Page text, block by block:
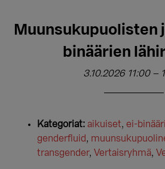
Muunsukupuolisten
binäärien
3.10.2026 11:00–
Kategoriat: aikuiset,ei-binääri
genderfluid,
transgender,Vertaisryhmä,